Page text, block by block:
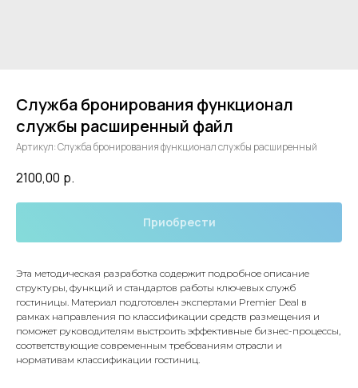
Служба бронирования функционал
службы расширенный файл
Артикул:Служба бронирования функционал службы расширенный
2100,00 р.
Приобрести
Эта методическая разработка содержит подробное описание
структуры, функций и стандартов работы ключевых служб
гостиницы. Материал подготовлен экспертами Premier Deal в
рамках направления по классификации средств размещения и
поможет руководителям выстроить эффективные бизнес-процессы,
соответствующие современным требованиям отрасли и
нормативам классификации гостиниц.